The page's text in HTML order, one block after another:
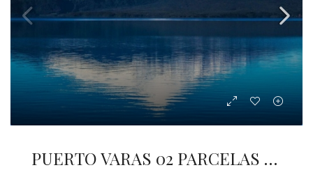
PUERTO VARAS 02 PARCELAS ORILLA LAGO LLANQUIHUE